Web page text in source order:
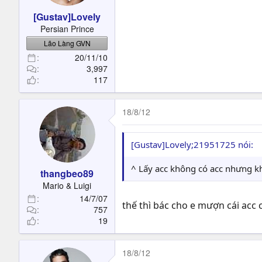
[Gustav]Lovely
Persian Prince
Lão Làng GVN
20/11/10
3,997
117
thangbeo89
Mario & Luigi
14/7/07
757
19
18/8/12
[Gustav]Lovely;21951725 nói:
^ Lấy acc không có acc nhưng
thế thì bác cho e mượn cái acc
18/8/12